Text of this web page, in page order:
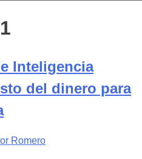
Inteligencia
del dinero para
Romero